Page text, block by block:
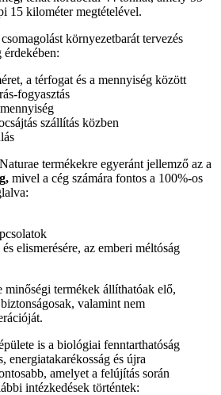
15 kilométer megtételével.
környezetbarát tervezés
érdekében:
a térfogat és a mennyiség között
fogyasztás
szállítás közben
termékekre egyeránt jellemző az a
mivel a cég számára fontos a 100%-os
elismerésére, az emberi méltóság
minőségi termékek állíthatóak elő,
valamint nem
is a biológiai fenntarthatóság
energiatakarékosság és újra
amelyet a felújítás során
intézkedések történtek: